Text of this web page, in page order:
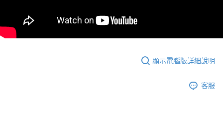
顯示電腦版詳細說明
客服